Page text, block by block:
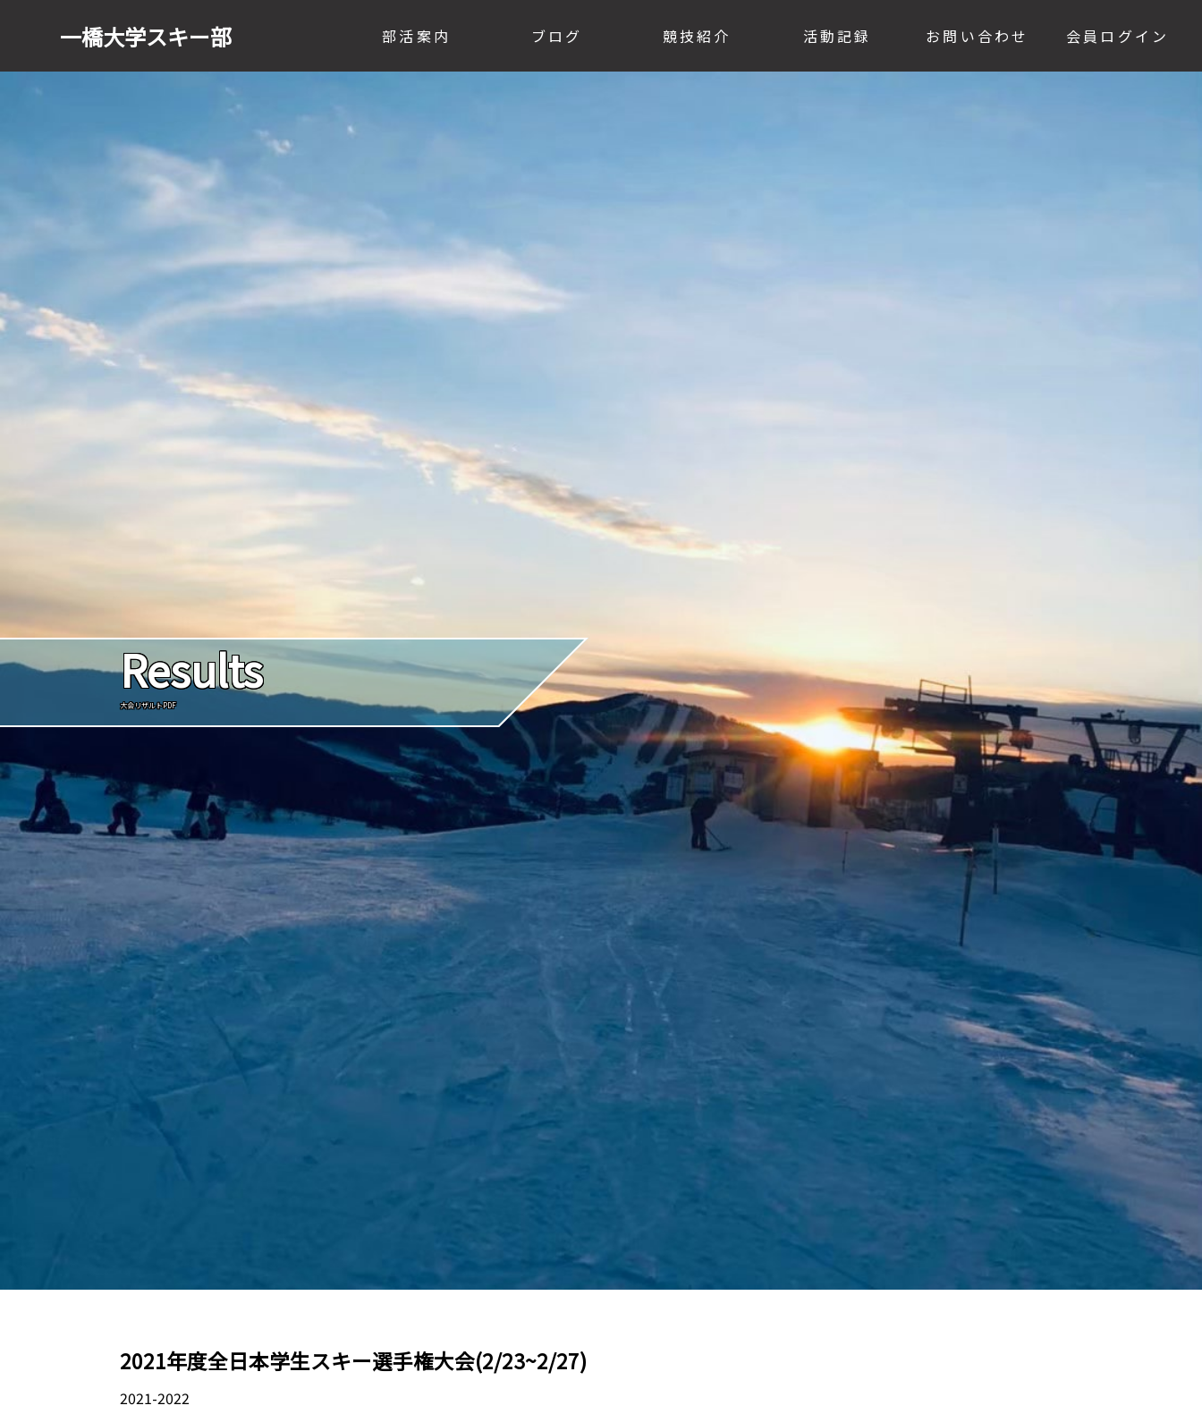
一橋大学スキー部 部活案内 ブログ 競技紹介 活動記録 お問い合わせ 会員ログイン
Results
大会リザルトPDF
2021年度全日本学生スキー選手権大会(2/23~2/27)
2021-2022